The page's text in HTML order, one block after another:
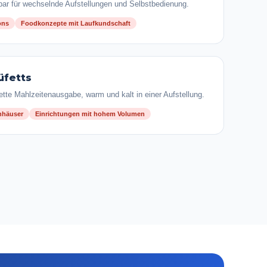
für wechselnde Aufstellungen und Selbstbedienung.
Foodkonzepte mit Laufkundschaft
Mahlzeitenausgabe, warm und kalt in einer Aufstellung.
Einrichtungen mit hohem Volumen